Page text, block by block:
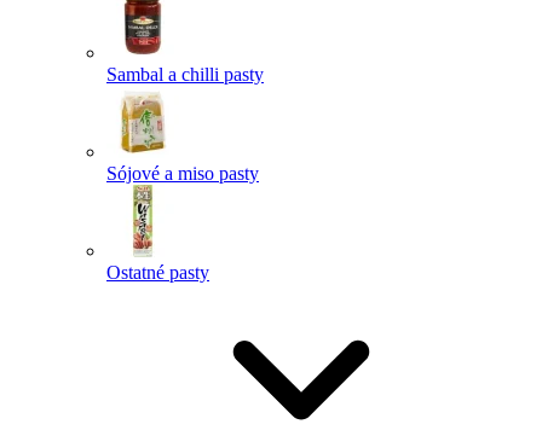
Sambal a chilli pasty
Sójové a miso pasty
Ostatné pasty